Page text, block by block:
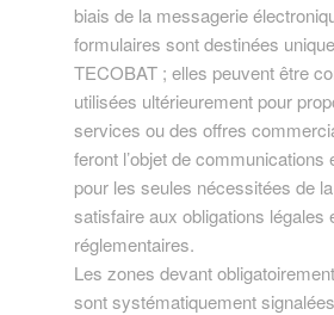
biais de la messagerie
formulaires sont destinées
TECOBAT ; elles peuvent être
utilisées ultérieurement pour
services ou des offres
feront l’objet de communications
pour les seules nécessitées de
satisfaire aux obligations légales
réglementaires.
Les zones devant
sont systématiquement